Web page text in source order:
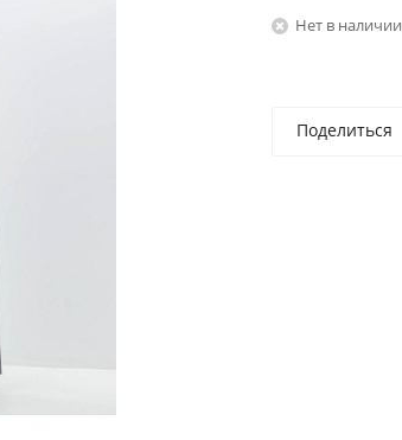
Нет в наличии
Поделиться